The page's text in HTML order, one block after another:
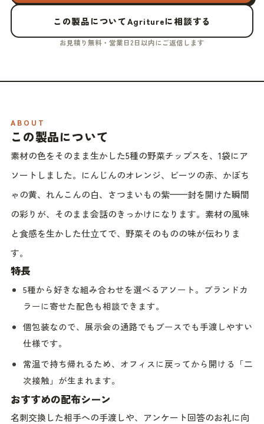
この製品についてAgritureに相談する
お見積り無料・営業日2日以内にご返信します
ABOUT
この製品について
素材の色をそのまま生かした5種の野菜チップスを、1袋にア
ソートしました。にんじんのオレンジ、ビーツの赤、かぼち
ゃの黄、れんこんの白、さつまいもの紫——封を開けた瞬間
の彩りが、そのまま会話のきっかけになります。素材の風味
と食感を生かした仕立てで、野菜そのものの味が伝わりま
す。
特長
5種から好きな組み合わせを選べるアソート。ブランドカ
ラーに寄せた配色も相談できます。
個包装なので、展示会の通路でもブースでも手渡しやすい
仕様です。
常温で持ち帰れるため、オフィスに戻ってから開ける「二
次接触」が生まれます。
おすすめの配布シーン
名刺交換した相手への手渡しや、アンケート回答のお礼に向